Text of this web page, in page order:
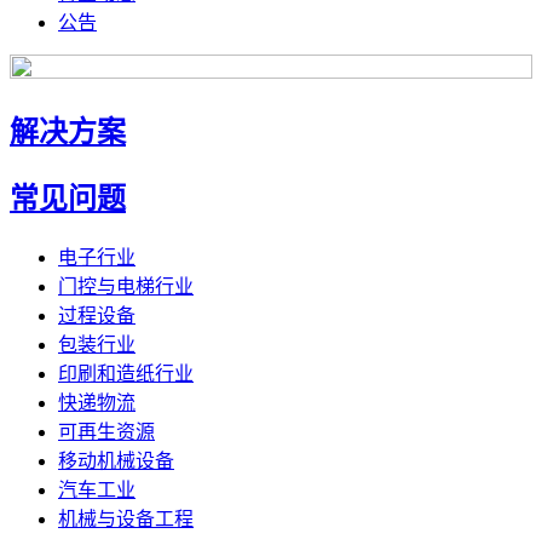
公告
解决方案
常见问题
电子行业
门控与电梯行业
过程设备
包装行业
印刷和造纸行业
快递物流
可再生资源
移动机械设备
汽车工业
机械与设备工程